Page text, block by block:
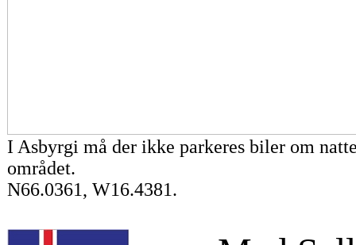
I Asbyrgi må der ikke parkeres biler om
området.
N66.0361, W16.4381.